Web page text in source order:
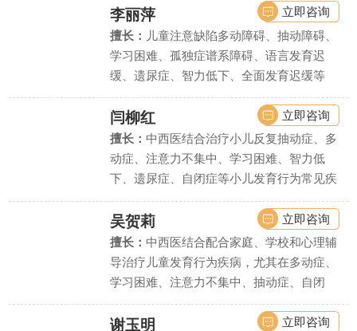
李丽萍
擅长： 儿童注意缺陷多动障碍、抽动障碍、
学习困难、孤独症谱系障碍、语言发育迟
缓、遗尿症、智力低下、全面发育迟缓等
立即咨询
闫柳红
擅长： 中西医结合治疗小儿反复抽动症、多
动症、注意力不集中、学习困难、智力低
下、遗尿症、自闭症等小儿发育行为常见疾
病、疑难疾病的诊治.
立即咨询
吴贺莉
擅长： 中西医结合配合家庭、学校和心理辅
导治疗儿童发育行为疾病，尤其在多动症、
学习困难、注意力不集中、抽动症、自闭
症、语言发育迟缓、智力低下、精神发育迟
缓、遗尿症等疾病上疗效显著。
立即咨询
谢玉明 立即咨询